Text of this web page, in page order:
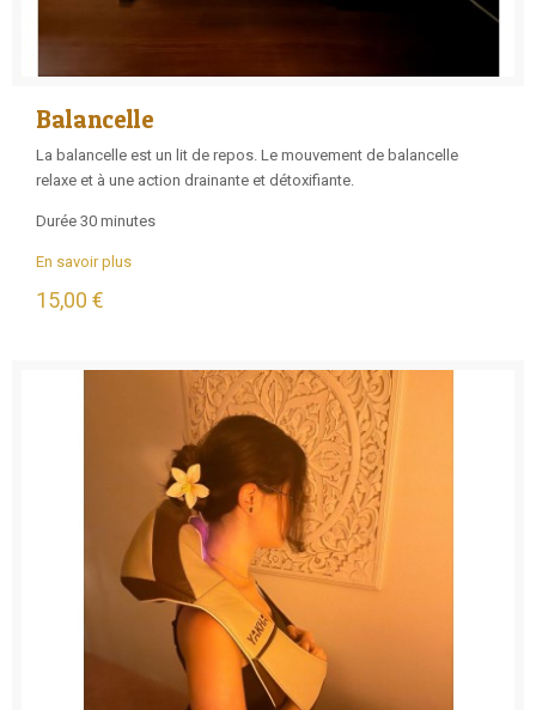
Balancelle
La balancelle est un lit de repos. Le mouvement de balancelle
relaxe et à une action drainante et détoxifiante.
Durée 30 minutes
En savoir plus
15,00 €